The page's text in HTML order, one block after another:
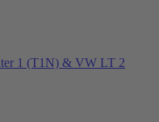
1 (T1N) & VW LT 2